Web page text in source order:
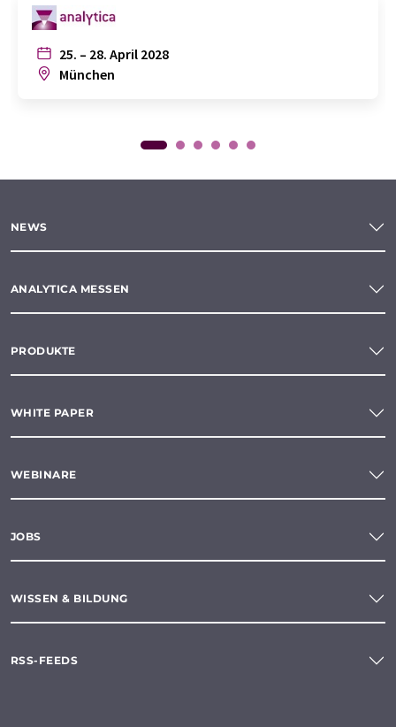
25. – 28. April 2028
München
NEWS
ANALYTICA MESSEN
PRODUKTE
WHITE PAPER
WEBINARE
JOBS
WISSEN & BILDUNG
RSS-FEEDS